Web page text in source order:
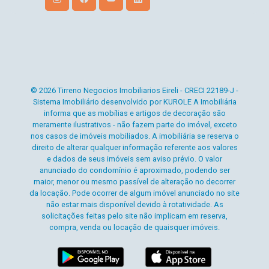
© 2026 Tirreno Negocios Imobiliarios Eireli - CRECI 22189-J -
Sistema Imobiliário desenvolvido por KUROLE A Imobiliária
informa que as mobílias e artigos de decoração são
meramente ilustrativos - não fazem parte do imóvel, exceto
nos casos de imóveis mobiliados. A imobiliária se reserva o
direito de alterar qualquer informação referente aos valores
e dados de seus imóveis sem aviso prévio. O valor
anunciado do condomínio é aproximado, podendo ser
maior, menor ou mesmo passível de alteração no decorrer
da locação. Pode ocorrer de algum imóvel anunciado no site
não estar mais disponível devido à rotatividade. As
solicitações feitas pelo site não implicam em reserva,
compra, venda ou locação de quaisquer imóveis.